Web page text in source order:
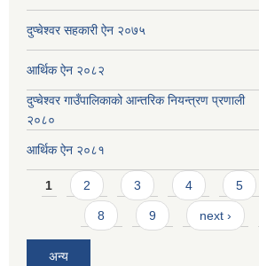
दुप्चेश्वर सहकारी ऐन २०७५
आर्थिक ऐन २०८२
दुप्चेश्वर गाउँपालिकाको आन्तरिक नियन्त्रण प्रणाली
२०८०
आर्थिक ऐन २०८१
Pages
1 2 3 4 5
8 9 next ›
अन्य